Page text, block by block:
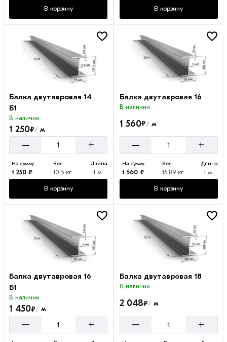
В корзину В корзину
Балка двутавровая 14
Б1
В наличии
1 250₽/ м
– +
На сумму
1 250 ₽
Вес
10.5 кг
Длина
1 м
В корзину
Балка двутавровая 16
В наличии
1 560₽/м
– +
На сумму
1 560 ₽
Вес
15.89 кг
Длина
1 м
В корзину
Балка двутавровая 16
Б1
В наличии
1 450₽/ м
– +
Балка двутавровая 18
В наличии
2 048₽/м
– +